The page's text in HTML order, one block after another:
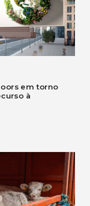
em torno
à